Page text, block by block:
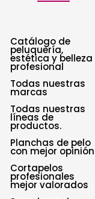
Catálogo de
peluquería,
estética y belleza
profesional
Todas nuestras
marcas
Todas nuestras
líneas de
productos.
Planchas de pelo
con mejor opinión
Cortapelos
profesionales
mejor valorados